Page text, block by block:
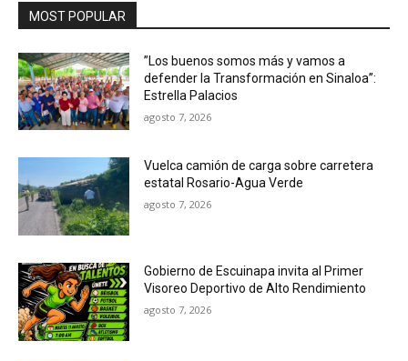
MOST POPULAR
”Los buenos somos más y vamos a
defender la Transformación en Sinaloa”:
Estrella Palacios
agosto 7, 2026
Vuelca camión de carga sobre carretera
estatal Rosario-Agua Verde
agosto 7, 2026
Gobierno de Escuinapa invita al Primer
Visoreo Deportivo de Alto Rendimiento
agosto 7, 2026